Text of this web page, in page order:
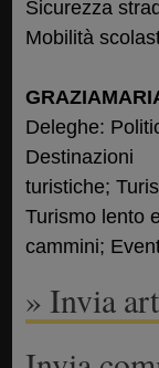
Sicurezza
Mobilità
Deleghe:
Destinazioni
turistiche;
Turismo lento
cammini;
» Invia